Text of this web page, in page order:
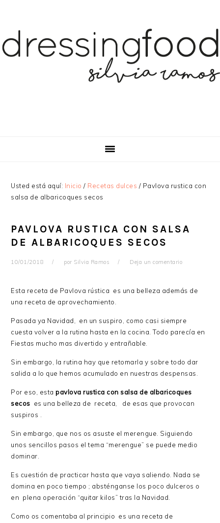
navegación
principal
principal
barra
lateral
Usted está aquí: Inicio / Recetas dulces / Pavlova rustica con
salsa de albaricoques secos
PAVLOVA RUSTICA CON SALSA
DE ALBARICOQUES SECOS
10/01/2018 por Silvia Ramos Deja un comentario
Esta receta de Pavlova rústica es una belleza además de
una receta de aprovechamiento.
Pasada ya Navidad, en un suspiro, como casi siempre
cuesta volver a la rutina hasta en la cocina. Todo parecía en
Fiestas mucho mas divertido y entrañable.
Sin embargo, la rutina hay que retomarla y sobre todo dar
salida a lo que hemos acumulado en nuestras despensas.
Por eso, estapavlova rustica con salsa de albaricoques
secos es una belleza de receta, de esas que provocan
suspiros .
Sin embargo, que nos os asuste el merengue. Siguiendo
unos sencillos pasos el tema “merengue” se puede medio
dominar.
Es cuestión de practicar hasta que vaya saliendo. Nada se
domina en poco tiempo ; absténganse los poco dulceros o
en plena operación “quitar kilos” tras la Navidad.
Como os comentaba al principio es una receta de